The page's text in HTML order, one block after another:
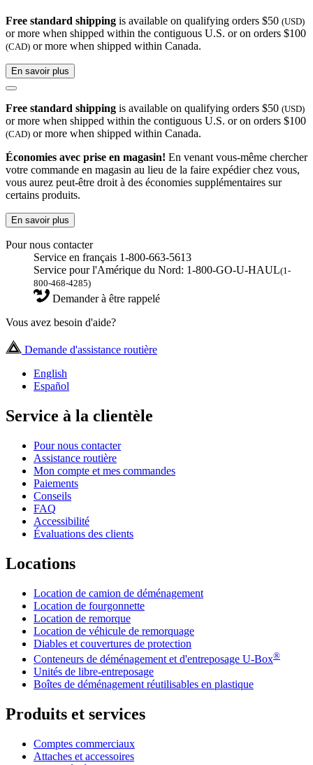
Free standard shipping is available on qualifying orders $50 (USD)
or more when shipped within the contiguous U.S. or on orders $100
(CAD) or more when shipped within Canada.
En savoir plus
Free standard shipping is available on qualifying orders $50 (USD)
or more when shipped within the contiguous U.S. or on orders $100
(CAD) or more when shipped within Canada.
Économies avec prise en magasin! En venant vous-même chercher
votre commande en magasin au lieu de la faire expédier chez vous,
vous aurez peut-être droit à des économies supplémentaires sur
certains produits.
En savoir plus
Pour nous contacter
Service en français 1-800-663-5613
Service pour l'Amérique du Nord: 1-800-GO-U-HAUL(1-
800-468-4285)
Demander à être rappelé
Vous avez besoin d'aide?
Demande d'assistance routière
English
Español
Service à la clientèle
Pour nous contacter
Assistance routière
Mon compte et mes commandes
Paiements
Conseils
FAQ
Accessibilité
Évaluations des clients
Locations
Location de camion de déménagement
Location de fourgonnette
Location de remorque
Location de véhicule de remorquage
Diables et couvertures de protection
Conteneurs de déménagement et d'entreposage U-Box®
Unités de libre-entreposage
Boîtes de déménagement réutilisables en plastique
Produits et services
Comptes commerciaux
Attaches et accessoires